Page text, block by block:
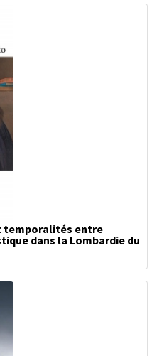
temporalités entre
dans la Lombardie du